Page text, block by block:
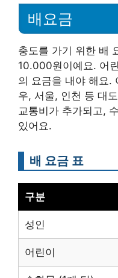
배요금
충도를 가기 위한 배
10.000원이예요. 어
의 요금을 내야 해요.
우, 서울, 인천 등 대
교통비가 추가되고,
있어요.
배 요금 표
구분
성인
어린이